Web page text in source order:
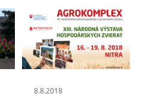
8.8.2018